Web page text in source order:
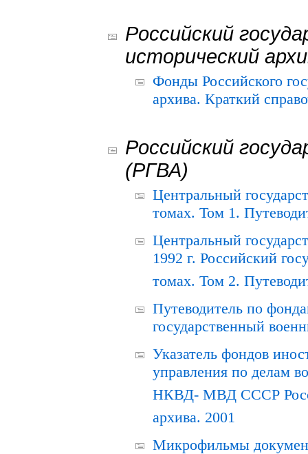
Российский
исторический
Фонды Российского
архива. Краткий
Российский
(РГВА)
Центральный
томах. Том 1.
Центральный
1992 г. Российский
томах. Том 2.
Путеводитель по
государственный
Указатель фондов
управления по делам
НКВД- МВД СССР
архива. 2001
Микрофильмы